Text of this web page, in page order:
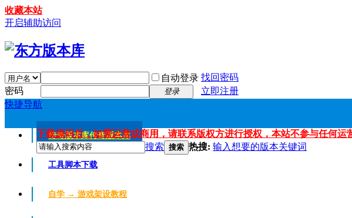
收藏本站
开启辅助访问
自动登录 找回密码
密码
登录
立即注册
快捷导航
传奇版本库传奇版本库
工具脚本下载
自学 → 游戏架设教程
下载源码后，如需运营或商用，请联系版权方进行授权，本站不参与任何
搜索 搜索 热搜: 输入想要的版本关键词